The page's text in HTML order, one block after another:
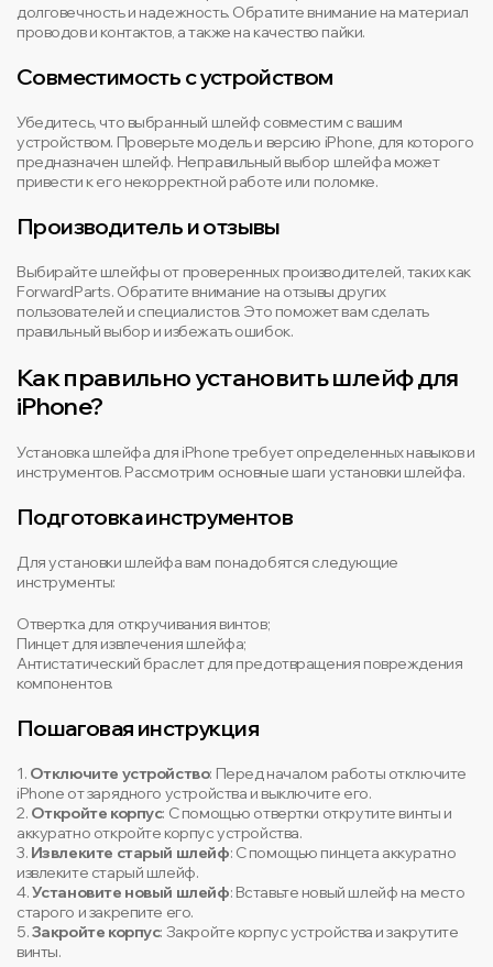
долговечность и надежность. Обратите внимание на материал
проводов и контактов, а также на качество пайки.
Совместимость с устройством
Убедитесь, что выбранный шлейф совместим с вашим
устройством. Проверьте модель и версию iPhone, для которого
предназначен шлейф. Неправильный выбор шлейфа может
привести к его некорректной работе или поломке.
Производитель и отзывы
Выбирайте шлейфы от проверенных производителей, таких как
ForwardParts. Обратите внимание на отзывы других
пользователей и специалистов. Это поможет вам сделать
правильный выбор и избежать ошибок.
Как правильно установить шлейф для
iPhone?
Установка шлейфа для iPhone требует определенных навыков и
инструментов. Рассмотрим основные шаги установки шлейфа.
Подготовка инструментов
Для установки шлейфа вам понадобятся следующие
инструменты:
Отвертка для откручивания винтов;
Пинцет для извлечения шлейфа;
Антистатический браслет для предотвращения повреждения
компонентов.
Пошаговая инструкция
1. Отключите устройство: Перед началом работы отключите
iPhone от зарядного устройства и выключите его.
2. Откройте корпус: С помощью отвертки открутите винты и
аккуратно откройте корпус устройства.
3. Извлеките старый шлейф: С помощью пинцета аккуратно
извлеките старый шлейф.
4.Установите новый шлейф: Вставьте новый шлейф на место
старого и закрепите его.
5.Закройте корпус: Закройте корпус устройства и закрутите
винты.